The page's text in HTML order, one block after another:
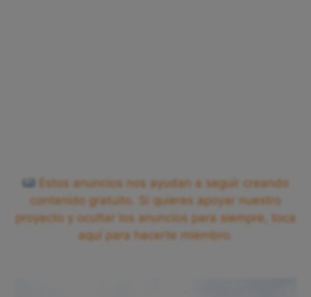
Estos anuncios nos ayudan a seguir creando
contenido gratuito. Si quieres apoyar nuestro
proyecto y ocultar los anuncios para siempre, toca
aquí para hacerte miembro.